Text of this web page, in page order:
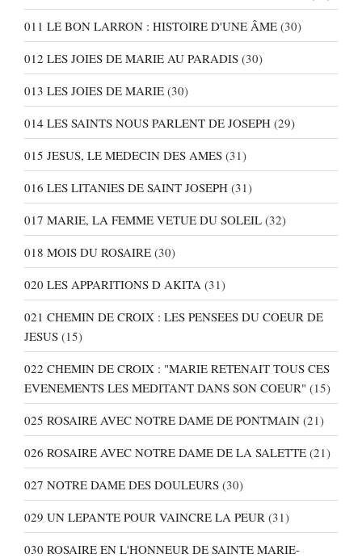
011 LE BON LARRON : HISTOIRE D'UNE ÂME (30)
012 LES JOIES DE MARIE AU PARADIS (30)
013 LES JOIES DE MARIE (30)
014 LES SAINTS NOUS PARLENT DE JOSEPH (29)
015 JESUS, LE MEDECIN DES AMES (31)
016 LES LITANIES DE SAINT JOSEPH (31)
017 MARIE, LA FEMME VETUE DU SOLEIL (32)
018 MOIS DU ROSAIRE (30)
020 LES APPARITIONS D AKITA (31)
021 CHEMIN DE CROIX : LES PENSEES DU COEUR DE
JESUS (15)
022 CHEMIN DE CROIX : "MARIE RETENAIT TOUS CES
EVENEMENTS LES MEDITANT DANS SON COEUR" (15)
025 ROSAIRE AVEC NOTRE DAME DE PONTMAIN (21)
026 ROSAIRE AVEC NOTRE DAME DE LA SALETTE (21)
027 NOTRE DAME DES DOULEURS (30)
029 UN LEPANTE POUR VAINCRE LA PEUR (31)
030 ROSAIRE EN L'HONNEUR DE SAINTE MARIE-